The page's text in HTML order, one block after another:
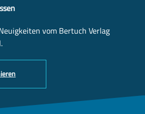
vom Bertuch Verlag